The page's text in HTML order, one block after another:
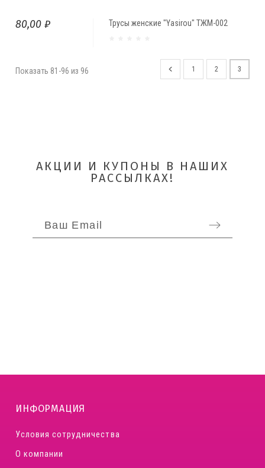
Трусы женские "Yasirou" ТЖМ-002
80,00 ₽
Показать 81-96 из 96 1 2 3
АКЦИИ И КУПОНЫ В НАШИХ
РАССЫЛКАХ!
ИНФОРМАЦИЯ
Условия сотрудничества
О компании